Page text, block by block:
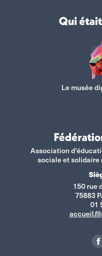
Qui
Le musée
Association
sociale et solidaire
150 rue
75883
01